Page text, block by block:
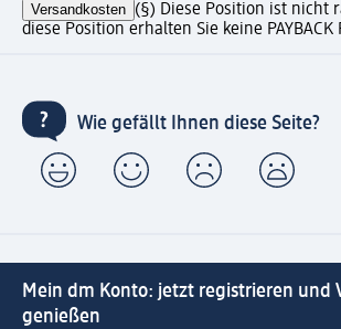
Versandkosten (§) Diese Position ist nicht
diese Position erhalten Sie keine PAYBACK
Wie gefällt Ihnen diese Seite?
Mein dm Konto: jetzt registrieren und
genießen